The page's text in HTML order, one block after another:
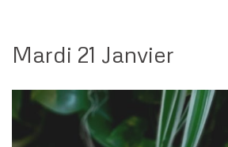
Mardi 21 Janvier